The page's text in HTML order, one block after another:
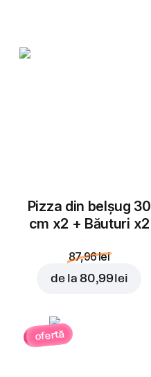
Pizza din belșug 30
cm x2 + Băuturi x2
87,96 lei
de la 80,99 lei
ofertă